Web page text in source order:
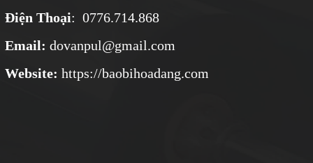
Điện Thoại: 0776.714.868
Email: dovanpul@gmail.com
Website: https://baobihoadang.com